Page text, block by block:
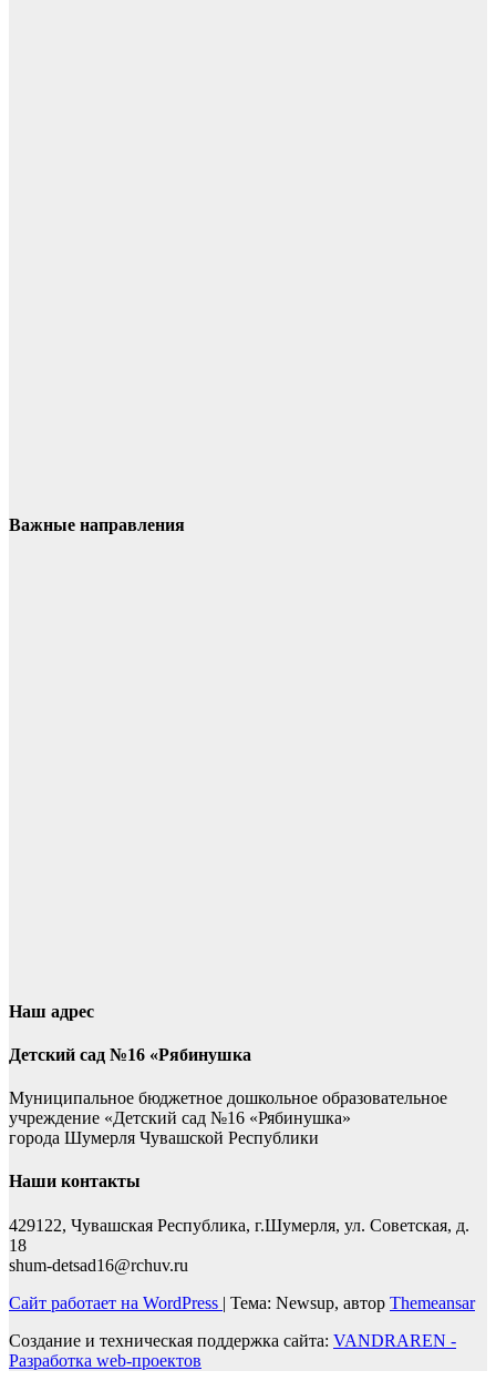
Важные направления
Наш адрес
Детский сад №16 «Рябинушка
Муниципальное бюджетное дошкольное образовательное
учреждение «Детский сад №16 «Рябинушка»
города Шумерля Чувашской Республики
Наши контакты
429122, Чувашская Республика, г.Шумерля, ул. Советская, д.
18
shum-detsad16@rchuv.ru
Сайт работает на WordPress | Тема: Newsup, автор Themeansar
Создание и техническая поддержка сайта: VANDRAREN -
Разработка web-проектов